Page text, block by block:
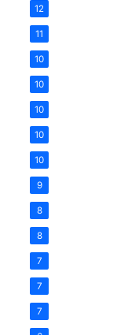
12
11
10
10
10
10
10
9
8
8
7
7
7